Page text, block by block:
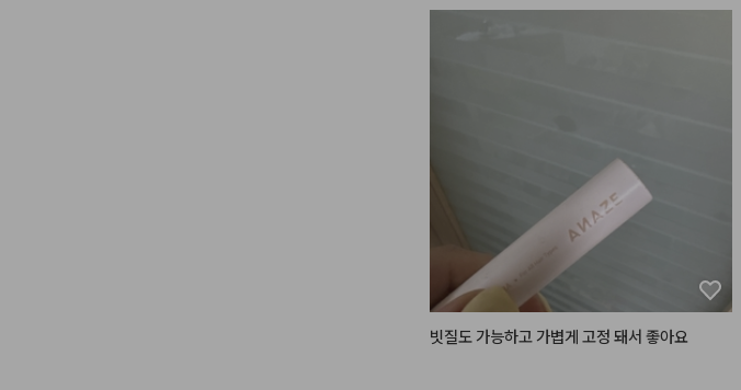
빗질도 가능하고 가볍게 고정 돼서 좋아요